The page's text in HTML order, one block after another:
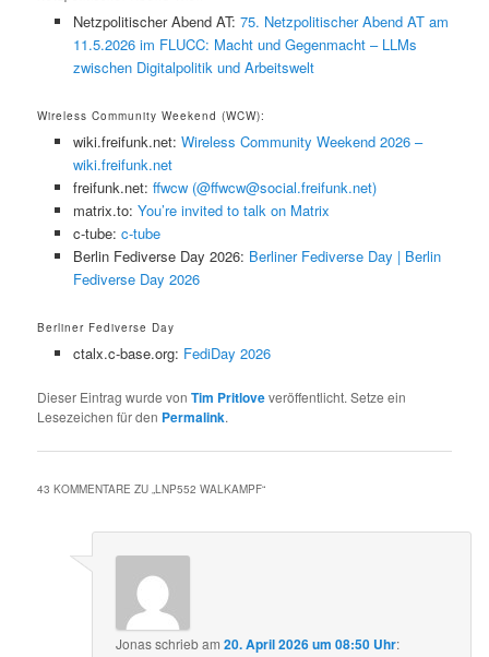
Netzpolitischer Abend AT: 75. Netzpolitischer Abend AT am
11.5.2026 im FLUCC: Macht und Gegenmacht – LLMs
zwischen Digitalpolitik und Arbeitswelt
Wireless Community Weekend (WCW):
wiki.freifunk.net: Wireless Community Weekend 2026 –
wiki.freifunk.net
freifunk.net: ffwcw (@ffwcw@social.freifunk.net)
matrix.to: You’re invited to talk on Matrix
c-tube: c-tube
Berlin Fediverse Day 2026: Berliner Fediverse Day | Berlin
Fediverse Day 2026
Berliner Fediverse Day
ctalx.c-base.org: FediDay 2026
Dieser Eintrag wurde vonTim Pritloveveröffentlicht. Setze ein
Lesezeichen für den Permalink.
43 KOMMENTARE ZU „LNP552 WALKAMPF“
Jonasschriebam20. April 2026 um 08:50 Uhr: